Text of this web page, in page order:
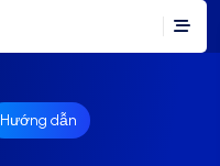
Hướng dẫn